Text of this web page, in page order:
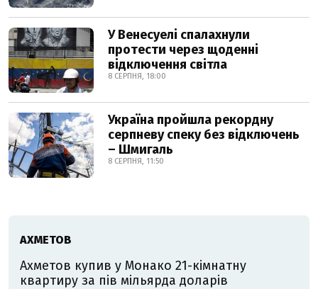
У Венесуелі спалахнули
протести через щоденні
відключення світла
8 СЕРПНЯ, 18:00
Україна пройшла рекордну
серпневу спеку без відключень
– Шмигаль
8 СЕРПНЯ, 11:50
АХМЕТОВ
Ахметов купив у Монако 21-кімнатну
квартиру за пів мільярда доларів